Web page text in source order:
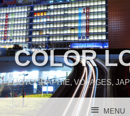
COLOR
PHOTOGRAPHIE, VOYAGES,
MENU